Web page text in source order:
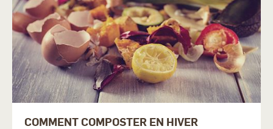
COMMENT COMPOSTER EN HIVER